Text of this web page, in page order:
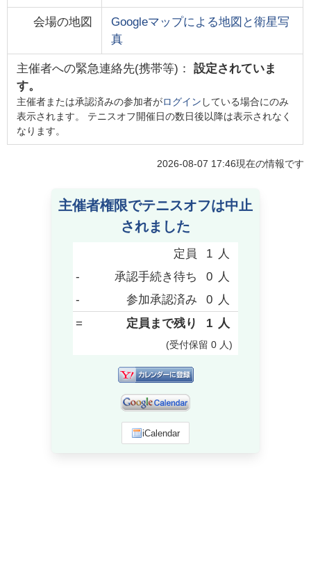
会場の地図
Googleマップによる地図と衛星写
真
主催者への緊急連絡先(携帯等)： 設定されていま
す。
主催者または承認済みの参加者がログイン している場合にのみ
表示されます。 テニスオフ開催日の数日後以降は表示されなく
なります。
2026-08-07 17:46現在の情報です
主催者権限でテニスオフは中止
されました
定員 1 人
-
承認手続き待ち 0 人
-
参加承認済み 0 人
=
定員まで残り 1 人
(受付保留 0 人)
iCalendar